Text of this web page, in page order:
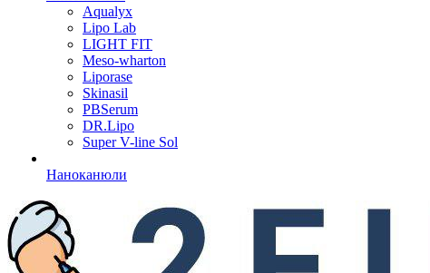
Aqualyx
Lipo Lab
LIGHT FIT
Meso-wharton
Liporase
Skinasil
PBSerum
DR.Lipo
Super V-line Sol
Наноканюли